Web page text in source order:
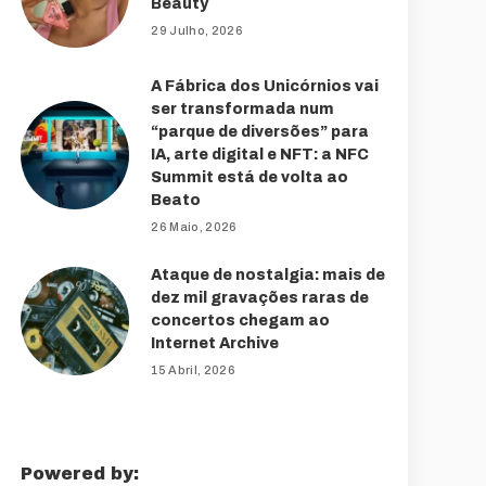
Beauty
29 Julho, 2026
A Fábrica dos Unicórnios vai
ser transformada num
“parque de diversões” para
IA, arte digital e NFT: a NFC
Summit está de volta ao
Beato
26 Maio, 2026
Ataque de nostalgia: mais de
dez mil gravações raras de
concertos chegam ao
Internet Archive
15 Abril, 2026
Powered by: